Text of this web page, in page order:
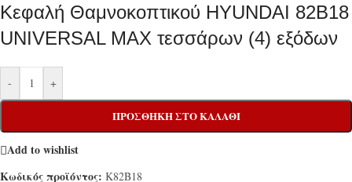
Κεφαλή Θαμνοκοπτικού HYUNDAI 82B18
UNIVERSAL MAX τεσσάρων (4) εξόδων
- +
ΠΡΟΣΘΉΚΗ ΣΤΟ ΚΑΛΆΘΙ
Add to wishlist
Κωδικός προϊόντος: K82B18